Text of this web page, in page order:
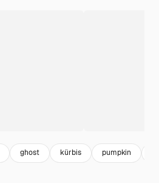
ghost kürbis pumpkin